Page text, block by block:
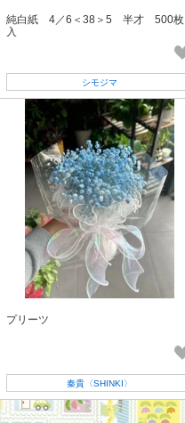
純白紙 4／6＜38＞5 半才 500枚
入
シモジマ
プリーツ
秦貴〈SHINKI〉